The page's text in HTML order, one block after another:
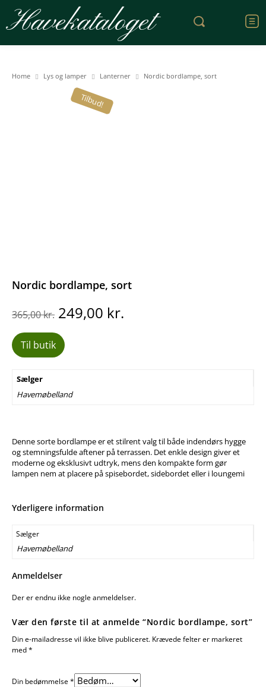
Havekataloget
Home Lys og lamper Lanterner Nordic bordlampe, sort
Tilbud!
Nordic bordlampe, sort
365,00kr. Den
oprindelige
pris
var:
365,00 kr..
249,00 kr.
Til butik
Sælger
Havemøbelland
Denne sorte bordlampe er et stilrent valg til både indendørs hygge
og stemningsfulde aftener på terrassen. Det enkle design giver et
moderne og eksklusivt udtryk, mens den kompakte form gør
lampen nem at placere på spisebordet, sidebordet eller i loungemi
Yderligere information
Sælger
Havemøbelland
Anmeldelser
Der er endnu ikke nogle anmeldelser.
Vær den første til at anmelde “Nordic bordlampe, sort”
Din e-mailadresse vil ikke blive publiceret. Krævede felter er markeret
med*
Din bedømmelse*